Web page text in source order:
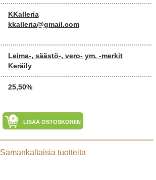
KKalleria
kkalleria@gmail.com
Leima-, säästö-, vero- ym. -merkit
Keräily
25,50%
LISÄÄ OSTOSKORIIN
Samankaltaisia tuotteita